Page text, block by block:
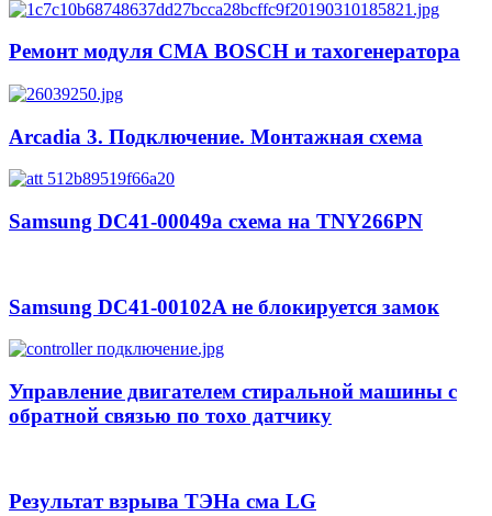
Ремонт модуля СМА BOSCH и тахогенератора
Arcadia 3. Подключение. Монтажная схема
Samsung DC41-00049a схема на TNY266PN
Samsung DC41-00102A не блокируется замок
Управление двигателем стиральной машины с
обратной связью по тохо датчику
Результат взрыва ТЭНа сма LG